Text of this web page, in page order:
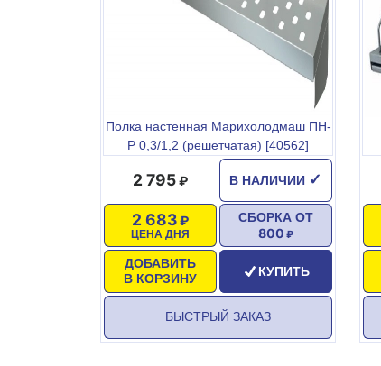
Полка настенная Марихолодмаш ПН-
Р 0,3/1,2 (решетчатая) [40562]
В НАЛИЧИИ ✓
2 795
ЦЕНА ДНЯ
2 683
ДОБАВИТЬ
В КОРЗИНУ
СБОРКА ОТ
800
КУПИТЬ
БЫСТРЫЙ ЗАКАЗ